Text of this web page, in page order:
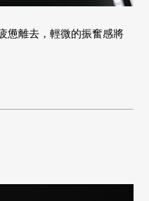
憊離去，輕微的振奮感將